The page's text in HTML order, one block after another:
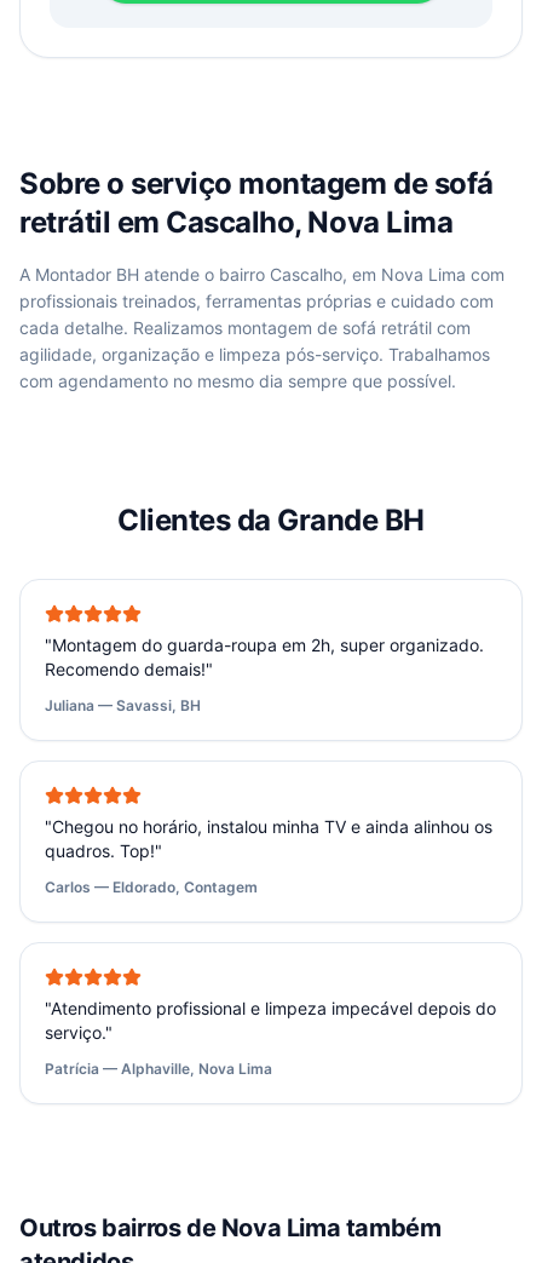
Sobre o serviço montagem de sofá
retrátil em Cascalho, Nova Lima
A Montador BH atende o bairro Cascalho, em Nova Lima com
profissionais treinados, ferramentas próprias e cuidado com
cada detalhe. Realizamos montagem de sofá retrátil com
agilidade, organização e limpeza pós-serviço. Trabalhamos
com agendamento no mesmo dia sempre que possível.
Clientes da Grande BH
"Montagem do guarda-roupa em 2h, super organizado.
Recomendo demais!"
Juliana — Savassi, BH
"Chegou no horário, instalou minha TV e ainda alinhou os
quadros. Top!"
Carlos — Eldorado, Contagem
"Atendimento profissional e limpeza impecável depois do
serviço."
Patrícia — Alphaville, Nova Lima
Outros bairros de Nova Lima também